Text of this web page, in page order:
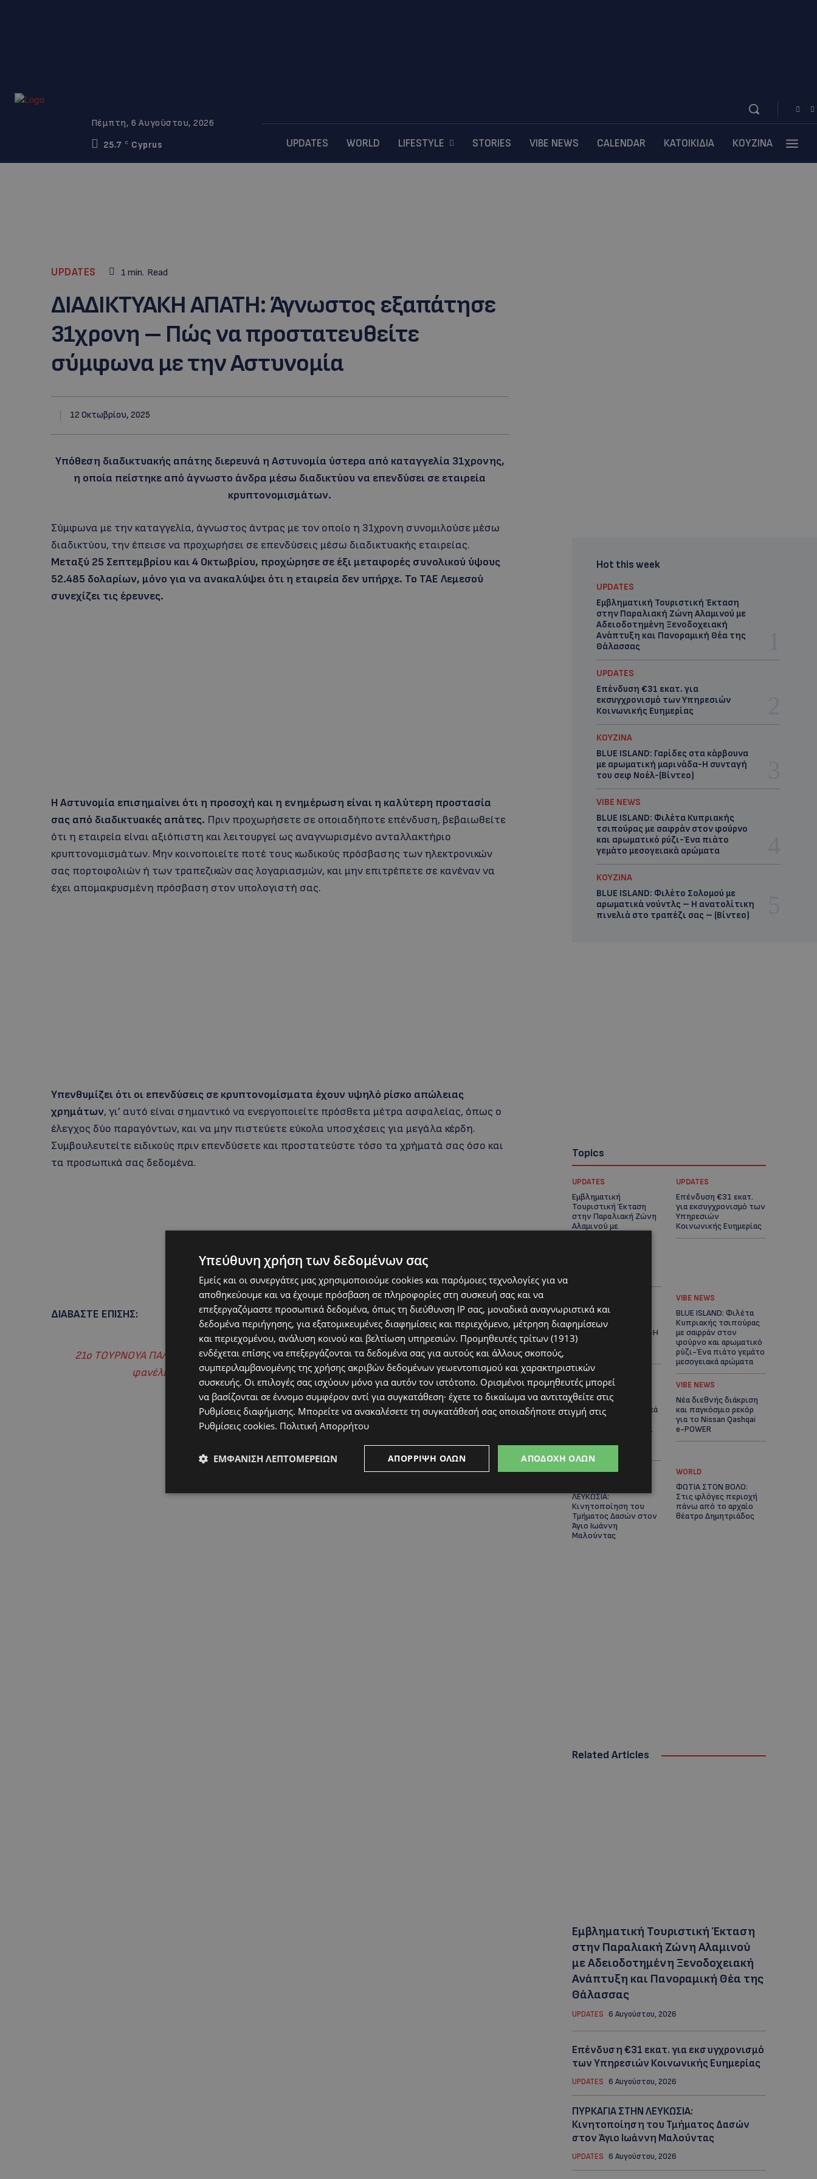
Πέμπτη, 6 Αυγούστου, 2026
25.7
C Cyprus UPDATES WORLD LIFESTYLE STORIES VIBE NEWS CALENDAR ΚΑΤΟΙΚΙΔΙΑ ΚΟΥΖΙΝΑ
UPDATES 1 min. Read
ΔΙΑΔΙΚΤΥΑΚΗ ΑΠΑΤΗ: Άγνωστος εξαπάτησε
31χρονη – Πώς να προστατευθείτε
σύμφωνα με την Αστυνομία
12 Οκτωβρίου, 2025
Υπόθεση διαδικτυακής απάτης διερευνά η Αστυνομία ύστερα από καταγγελία 31χρονης,
η οποία πείστηκε από άγνωστο άνδρα μέσω διαδικτύου να επενδύσει σε εταιρεία
κρυπτονομισμάτων.
Σύμφωνα με την καταγγελία, άγνωστος άντρας με τον οποίο η 31χρονη συνομιλούσε μέσω
διαδικτύου, την έπεισε να προχωρήσει σε επενδύσεις μέσω διαδικτυακής εταιρείας.
Μεταξύ 25 Σεπτεμβρίου και 4 Οκτωβρίου, προχώρησε σε έξι μεταφορές συνολικού ύψους
52.485 δολαρίων, μόνο για να ανακαλύψει ότι η εταιρεία δεν υπήρχε. Το ΤΑΕ Λεμεσού
συνεχίζει τις έρευνες.
Η Αστυνομία επισημαίνει ότι η προσοχή και η ενημέρωση είναι η καλύτερη προστασία
σας από διαδικτυακές απάτες. Πριν προχωρήσετε σε οποιαδήποτε επένδυση, βεβαιωθείτε
ότι η εταιρεία είναι αξιόπιστη και λειτουργεί ως αναγνωρισμένο ανταλλακτήριο
κρυπτονομισμάτων. Μην κοινοποιείτε ποτέ τους κωδικούς πρόσβασης των ηλεκτρονικών
σας πορτοφολιών ή των τραπεζικών σας λογαριασμών, και μην επιτρέπετε σε κανέναν να
έχει απομακρυσμένη πρόσβαση στον υπολογιστή σας.
Υπενθυμίζει ότι οι επενδύσεις σε κρυπτονομίσματα έχουν υψηλό ρίσκο απώλειας
χρημάτων, γι’ αυτό είναι σημαντικό να ενεργοποιείτε πρόσθετα μέτρα ασφαλείας, όπως ο
έλεγχος δύο παραγόντων, και να μην πιστεύετε εύκολα υποσχέσεις για μεγάλα κέρδη.
Συμβουλευτείτε ειδικούς πριν επενδύσετε και προστατεύστε τόσο τα χρήματά σας όσο και
τα προσωπικά σας δεδομένα.
ΔΙΑΒΑΣΤΕ ΕΠΙΣΗΣ:
21ο ΤΟΥΡΝΟΥΑ ΠΑΛΑΙΜΑΧΩΝ ΛΕΥΚΩΣΙΑΣ-ΟΠΑΠ: Το ποδόσφαιρο δίνει πάσα στη ζωή – «Όταν οι
φανέλες δεν μιλούν κυπριακά»-«Αφήστε τα κινητά, πιάστε τη μπάλα!»
Hot this week
UPDATES
Εμβληματική Τουριστική Έκταση
στην Παραλιακή Ζώνη Αλαμινού με
Αδειοδοτημένη Ξενοδοχειακή
Ανάπτυξη και Πανοραμική Θέα της
Θάλασσας
UPDATES
Επένδυση €31 εκατ. για
εκσυγχρονισμό των Υπηρεσιών
Κοινωνικής Ευημερίας
ΚΟΥΖΙΝΑ
BLUE ISLAND: Γαρίδες στα κάρβουνα
με αρωματική μαρινάδα-Η συνταγή
του σεφ Νοέλ-(Βίντεο)
VIBE NEWS
BLUE ISLAND: Φιλέτα Κυπριακής
τσιπούρας με σαφράν στον φούρνο
και αρωματικό ρύζι-Ένα πιάτο
γεμάτο μεσογειακά αρώματα
ΚΟΥΖΙΝΑ
BLUE ISLAND: Φιλέτο Σολομού με
αρωματικά νούντλς – Η ανατολίτικη
πινελιά στο τραπέζι σας – (Βίντεο)
Topics
UPDATES
Εμβληματική
Τουριστική Έκταση
στην Παραλιακή Ζώνη
Αλαμινού με
UPDATES
Επένδυση €31 εκατ.
για εκσυγχρονισμό των
Υπηρεσιών
Κοινωνικής Ευημερίας
BLUE ISLAND: Γαρίδες
στα κάρβουνα με
αρωματική μαρινάδα-Η
συνταγή του σεφ
VIBE NEWS
BLUE ISLAND: Φιλέτα
Κυπριακής τσιπούρας
με σαφράν στον
φούρνο και αρωματικό
ρύζι-Ένα πιάτο γεμάτο
μεσογειακά αρώματα
ΚΟΥΖΙΝΑ
BLUE ISLAND: Φιλέτο
Σολομού με αρωματικά
νούντλς – Η
ανατολίτικη πινελιά
(Βίντεο)
VIBE NEWS
Νέα διεθνής διάκριση
και παγκόσμιο ρεκόρ
για το Nissan Qashqai
e-POWER
UPDATES
ΛΕΥΚΩΣΙΑ:
Κινητοποίηση του
Τμήματος Δασών στον
Άγιο Ιωάννη
Μαλούντας
WORLD
ΦΩΤΙΑ ΣΤΟΝ ΒΟΛΟ:
Στις φλόγες περιοχή
πάνω από το αρχαίο
θέατρο Δημητριάδος
Related Articles
Εμβληματική Τουριστική Έκταση
στην Παραλιακή Ζώνη Αλαμινού
με Αδειοδοτημένη Ξενοδοχειακή
Ανάπτυξη και Πανοραμική Θέα της
Θάλασσας
UPDATES 6 Αυγούστου, 2026
Επένδυση €31 εκατ. για εκσυγχρονισμό
των Υπηρεσιών Κοινωνικής Ευημερίας
UPDATES 6 Αυγούστου, 2026
ΠΥΡΚΑΓΙΑ ΣΤΗΝ ΛΕΥΚΩΣΙΑ:
Κινητοποίηση του Τμήματος Δασών
στον Άγιο Ιωάννη Μαλούντας
UPDATES 6 Αυγούστου, 2026
Υπεύθυνη χρήση των δεδομένων σας
Εμείς και οι συνεργάτες μας χρησιμοποιούμε cookies και παρόμοιες τεχνολογίες για να
αποθηκεύουμε και να έχουμε πρόσβαση σε πληροφορίες στη συσκευή σας και να
επεξεργαζόμαστε προσωπικά δεδομένα, όπως τη διεύθυνση IP σας, μοναδικά αναγνωριστικά και
δεδομένα περιήγησης, για εξατομικευμένες διαφημίσεις και περιεχόμενο, μέτρηση διαφημίσεων
και περιεχομένου, ανάλυση κοινού και βελτίωση υπηρεσιών. Προμηθευτές τρίτων (1913)
ενδέχεται επίσης να επεξεργάζονται τα δεδομένα σας για αυτούς και άλλους σκοπούς,
συμπεριλαμβανομένης της χρήσης ακριβών δεδομένων γεωεντοπισμού και χαρακτηριστικών
συσκευής. Οι επιλογές σας ισχύουν μόνο για αυτόν τον ιστότοπο. Ορισμένοι προμηθευτές μπορεί
να βασίζονται σε έννομο συμφέρον αντί για συγκατάθεση· έχετε το δικαίωμα να αντιταχθείτε στις
Ρυθμίσεις διαφήμισης. Μπορείτε να ανακαλέσετε τη συγκατάθεσή σας οποιαδήποτε στιγμή στις
Ρυθμίσεις cookies. Πολιτική Απορρήτου
ΑΠΟΔΟΧΉ ΌΛΩΝ
ΑΠΌΡΡΙΨΗ ΌΛΩΝ
ΕΜΦΆΝΙΣΗ ΛΕΠΤΟΜΕΡΕΙΏΝ